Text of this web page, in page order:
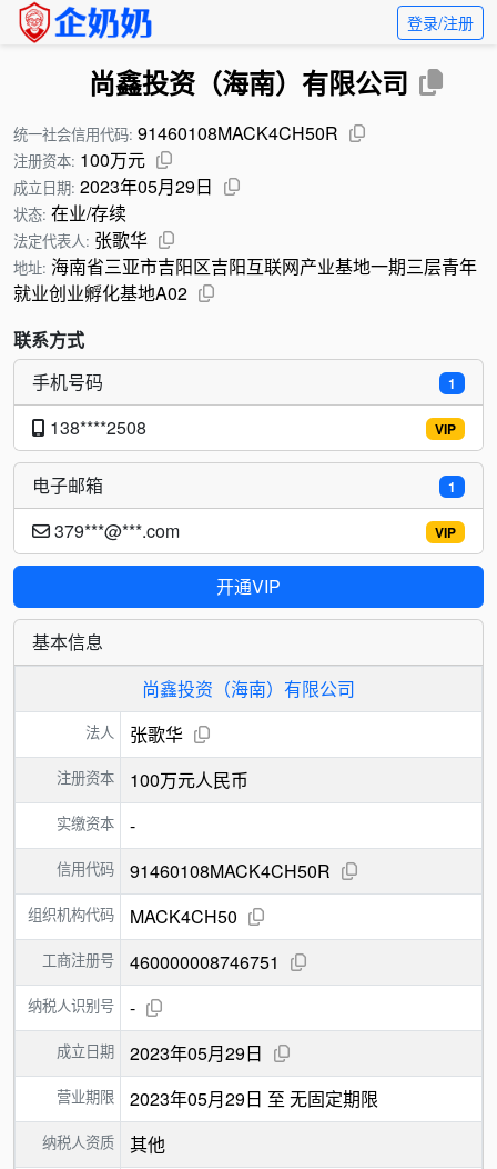
登录/注册
尚鑫投资（海南）有限公司
统一社会信用代码: 91460108MACK4CH50R
注册资本: 100万元
成立日期: 2023年05月29日
状态: 在业/存续
法定代表人: 张歌华
地址: 海南省三亚市吉阳区吉阳互联网产业基地一期三层青年
就业创业孵化基地A02
联系方式
1
手机号码
VIP
138****2508
1
电子邮箱
VIP
379***@***.com
开通VIP
基本信息
尚鑫投资（海南）有限公司
法人 张歌华
注册资本 100万元人民币
实缴资本 -
信用代码 91460108MACK4CH50R
组织机构代码 MACK4CH50
工商注册号 460000008746751
纳税人识别号 -
成立日期 2023年05月29日
营业期限 2023年05月29日 至 无固定期限
纳税人资质 其他